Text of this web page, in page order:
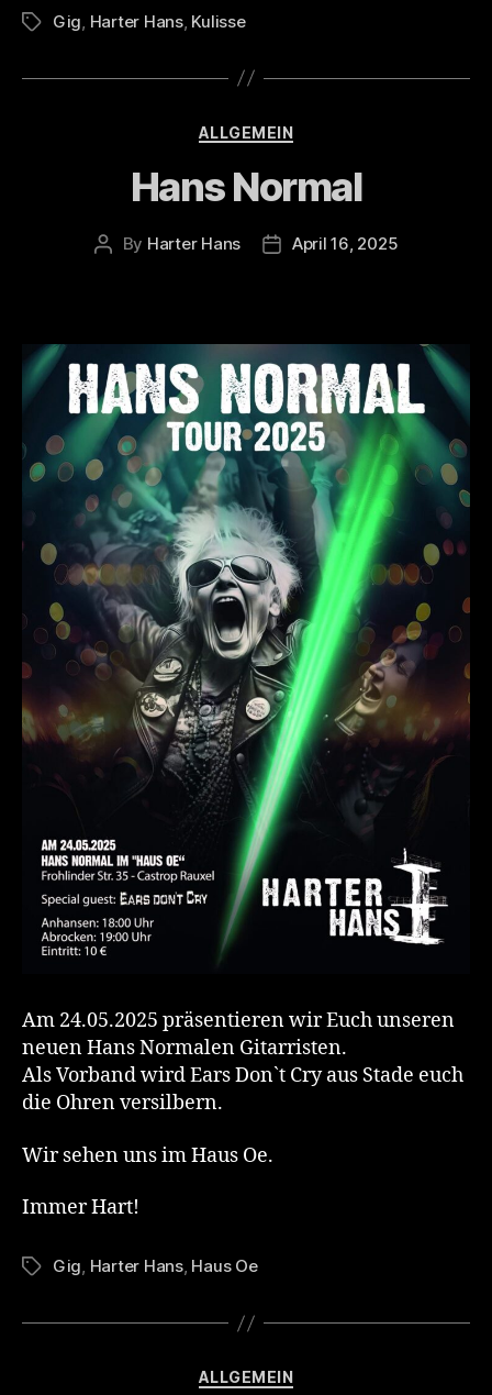
TagsGig Harter Hans, Kulisse
Categories
ALLGEMEIN
Hans Normal
Post
By Harter Hans
PostApril 16, 2025
Am 24.05.2025 präsentieren wir Euch unseren
neuen Hans Normalen Gitarristen.
Als Vorband wird Ears Don`t Cry aus Stade euch
die Ohren versilbern.
Wir sehen uns im Haus Oe.
Immer Hart!
TagsGig, Harter Hans, Haus Oe
Categories
ALLGEMEIN